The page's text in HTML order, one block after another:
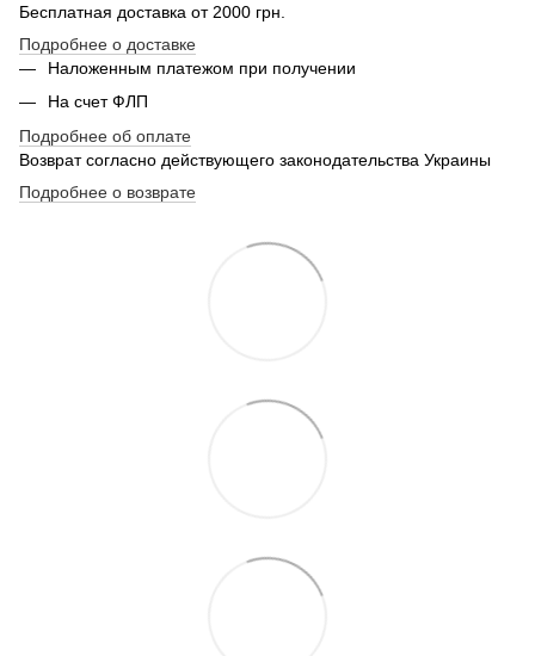
Бесплатная доставка от 2000 грн.
Подробнее о доставке
Наложенным платежом при получении
На счет ФЛП
Подробнее об оплате
Возврат согласно действующего законодательства Украины
Подробнее о возврате